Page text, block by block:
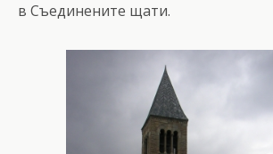
в Съединените щати.